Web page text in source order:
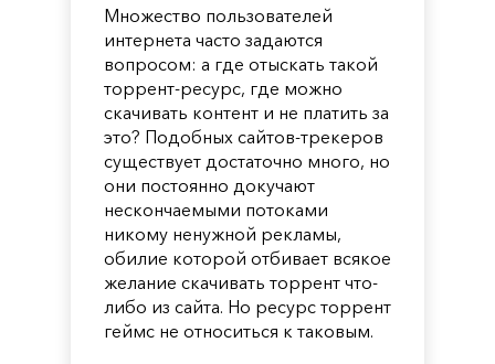
Множество пользователей
интернета часто задаются
вопросом: а где отыскать такой
торрент-ресурс, где можно
скачивать контент и не платить за
это? Подобных сайтов-трекеров
существует достаточно много, но
они постоянно докучают
нескончаемыми потоками
никому ненужной рекламы,
обилие которой отбивает всякое
желание скачивать торрент что-
либо из сайта. Но ресурс торрент
геймс не относиться к таковым.